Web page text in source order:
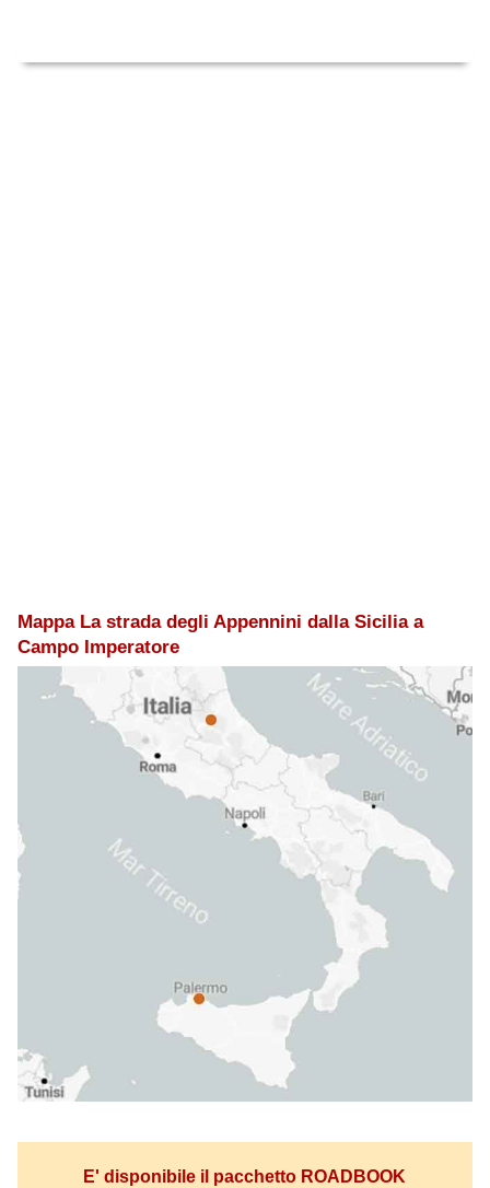
Mappa La strada degli Appennini dalla Sicilia a
Campo Imperatore
E' disponibile il pacchetto ROADBOOK